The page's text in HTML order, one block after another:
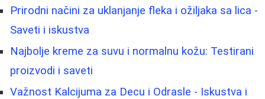
Prirodni načini za uklanjanje fleka i ožiljaka sa lica -
Saveti i iskustva
Najbolje kreme za suvu i normalnu kožu: Testirani
proizvodi i saveti
Važnost Kalcijuma za Decu i Odrasle - Iskustva i